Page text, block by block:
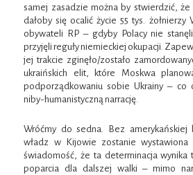
samej zasadzie można by stwierdzić, że
dałoby się ocalić życie 55 tys. żołnierzy
obywateli RP – gdyby Polacy nie
przyjęli reguły niemieckiej okupacji.
jej trakcie zginęło/zostało
ukraińskich elit, które Moskwa
podporządkowaniu sobie Ukrainy – co
niby-humanistyczną narrację.
Wróćmy do sedna. Bez amerykańskiej
władz w Kijowie zostanie
świadomość, że ta determinacja wynika
poparcia dla dalszej walki – mimo